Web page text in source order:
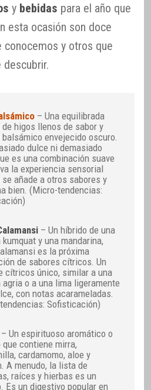
y bebidas para el año que
esta ocasión son doce
conocemos y otros que
– Una equilibrada
higos llenos de sabor y
balsámico envejecido oscuro.
dulce ni demasiado
es una combinación suave
la experiencia sensorial
se añade a otros sabores y
bien. (Micro-tendencias:
– Un híbrido de una
y una mandarina,
es la próxima
de sabores cítricos. Un
cítricos único, similar a una
agria o a una lima ligeramente
con notas acarameladas.
Sofisticación)
– Un espirituoso aromático o
que contiene mirra,
cardamomo, aloe y
A menudo, la lista de
raíces y hierbas es un
Es un digestivo popular en